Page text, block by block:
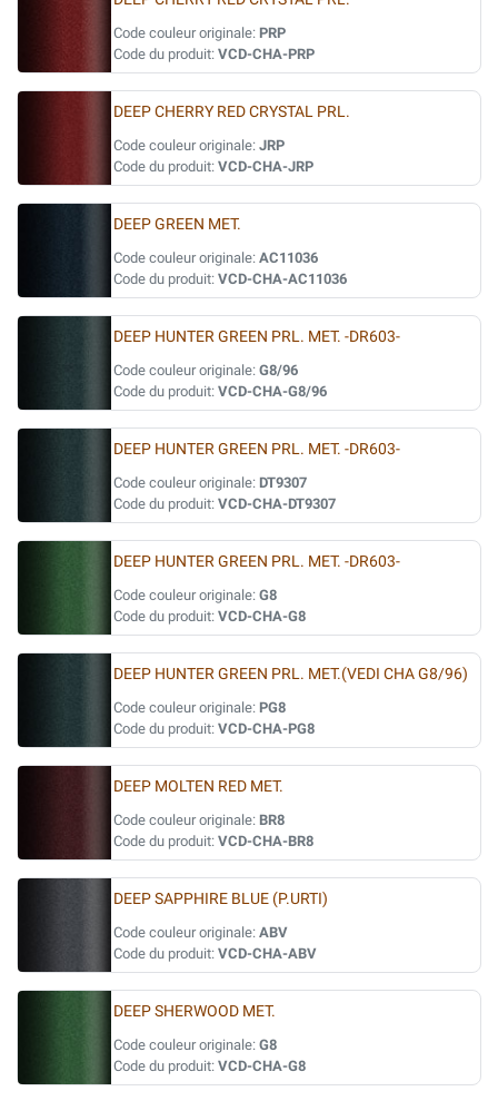
Code couleur originale: PRP
Code du produit: VCD-CHA-PRP
DEEP CHERRY RED CRYSTAL PRL.
Code couleur originale: JRP
Code du produit: VCD-CHA-JRP
DEEP GREEN MET.
Code couleur originale: AC11036
Code du produit: VCD-CHA-AC11036
DEEP HUNTER GREEN PRL. MET. -DR603-
Code couleur originale: G8/96
Code du produit: VCD-CHA-G8/96
DEEP HUNTER GREEN PRL. MET. -DR603-
Code couleur originale: DT9307
Code du produit: VCD-CHA-DT9307
DEEP HUNTER GREEN PRL. MET. -DR603-
Code couleur originale: G8
Code du produit: VCD-CHA-G8
DEEP HUNTER GREEN PRL. MET.(VEDI CHA G8/96)
Code couleur originale: PG8
Code du produit: VCD-CHA-PG8
DEEP MOLTEN RED MET.
Code couleur originale: BR8
Code du produit: VCD-CHA-BR8
DEEP SAPPHIRE BLUE (P.URTI)
Code couleur originale: ABV
Code du produit: VCD-CHA-ABV
DEEP SHERWOOD MET.
Code couleur originale: G8
Code du produit: VCD-CHA-G8